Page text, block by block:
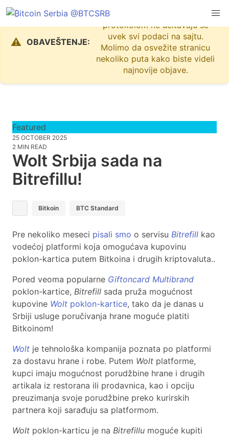
⚠️ OBAVEŠTENJE:
Zbog problema sa Nostr
protokolom ne učitavaju se
uvek svi podaci na sajtu.
Molimo da osvežite stranicu
nekoliko puta kako biste videli
najnovije objave.
Featured
25 OCTOBER 2025
2 MIN READ
Wolt Srbija sada na
Bitrefillu!
Bitkoin BTC Standard
Pre nekoliko meseci pisali smo o servisu Bitrefill kao
vodećoj platformi koja omogućava kupovinu
poklon-kartica putem Bitkoina i drugih kriptovaluta..
Pored veoma popularne Giftoncard Multibrand
poklon-kartice, Bitrefill sada pruža mogućnost
kupovine Wolt poklon-kartice, tako da je danas u
Srbiji usluge poručivanja hrane moguće platiti
Bitkoinom!
Wolt je tehnološka kompanija poznata po platformi
za dostavu hrane i robe. Putem Wolt platforme,
kupci imaju mogućnost porudžbine hrane i drugih
artikala iz restorana ili prodavnica, kao i opciju
preuzimanja svoje porudžbine preko kurirskih
partnera koji sarađuju sa platformom.
Wolt poklon-karticu je na Bitrefillu moguće kupiti